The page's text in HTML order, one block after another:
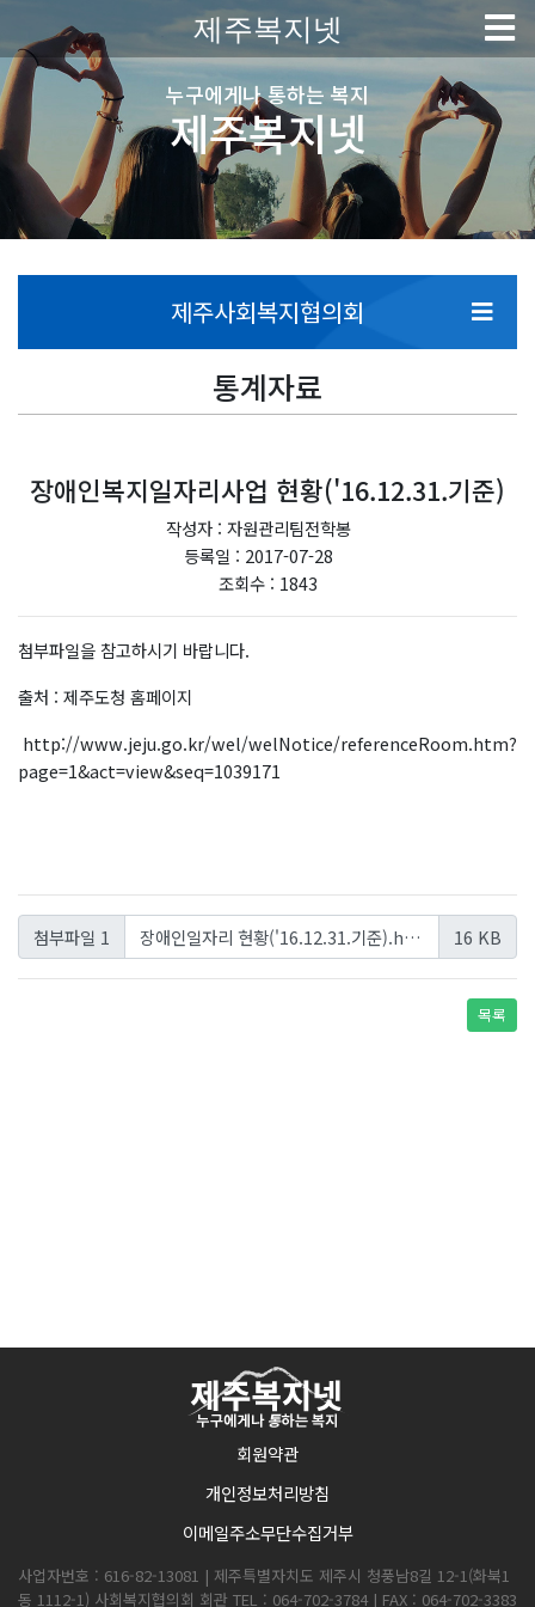
제주복지넷
누구에게나 통하는 복지
제주복지넷
제주사회복지협의회
통계자료
장애인복지일자리사업 현황('16.12.31.기준)
작성자 : 자원관리팀전학봉
등록일 : 2017-07-28
조회수 : 1843
첨부파일을 참고하시기 바랍니다.
출처 : 제주도청 홈페이지
http://www.jeju.go.kr/wel/welNotice/referenceRoom.htm?
page=1&act=view&seq=1039171
첨부파일 1 장애인일자리 현황('16.12.31.기준).hwp 16 KB
목록
회원약관
개인정보처리방침
이메일주소무단수집거부
사업자번호 : 616-82-13081 | 제주특별자치도 제주시 청풍남8길 12-1(화북1
동 1112-1) 사회복지협의회 회관 TEL : 064-702-3784 | FAX : 064-702-3383